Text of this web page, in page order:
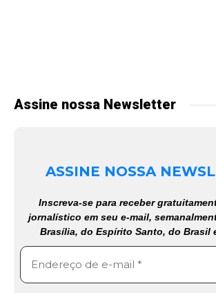
Assine nossa Newsletter
ASSINE NOSSA
Inscreva-se para receber
jornalístico em seu e-mail,
Brasília, do Espírito Santo, do Brasil